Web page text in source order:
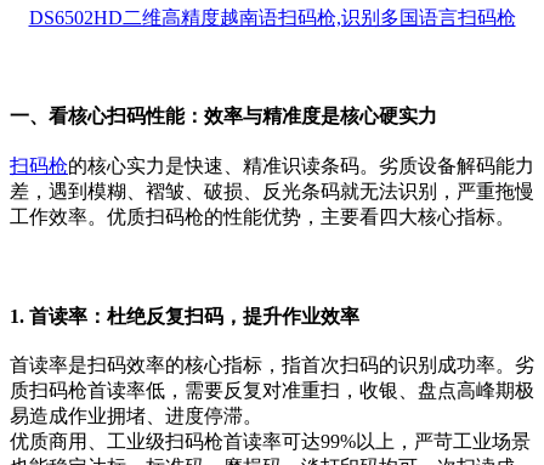
DS6502HD二维高精度越南语扫码枪,识别多国语言扫码枪
一、看核心扫码性能：效率与精准度是核心硬实力
扫码枪的核心实力是快速、精准识读条码。劣质设备解码能力
差，遇到模糊、褶皱、破损、反光条码就无法识别，严重拖慢
工作效率。优质扫码枪的性能优势，主要看四大核心指标。
1. 首读率：杜绝反复扫码，提升作业效率
首读率是扫码效率的核心指标，指首次扫码的识别成功率。劣
质扫码枪首读率低，需要反复对准重扫，收银、盘点高峰期极
易造成作业拥堵、进度停滞。
优质商用、工业级扫码枪首读率可达99%以上，严苛工业场景